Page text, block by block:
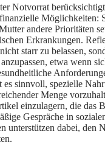
Notvorrat
Möglichkeiten:
andere Prioritäten
Erkrankungen.
starr zu belassen,
etwa wenn
es sinnvoll, spezielle
Menge
einzulagern, die das
Gespräche in
unterstützen dabei, den